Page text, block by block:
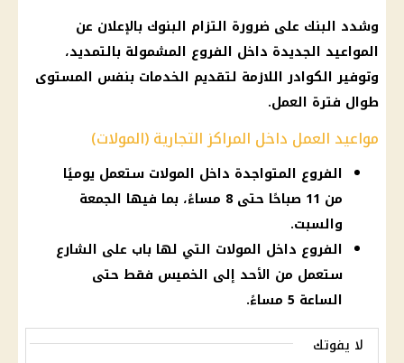
وشدد البنك على ضرورة التزام البنوك بالإعلان عن
المواعيد الجديدة داخل الفروع المشمولة بالتمديد،
وتوفير الكوادر اللازمة لتقديم الخدمات بنفس المستوى
طوال فترة العمل.
مواعيد العمل داخل المراكز التجارية (المولات)
الفروع المتواجدة داخل المولات ستعمل يوميًا
من 11 صباحًا حتى 8 مساءً، بما فيها الجمعة
والسبت.
الفروع داخل المولات التي لها باب على الشارع
ستعمل من الأحد إلى الخميس فقط حتى
الساعة 5 مساءً.
لا يفوتك